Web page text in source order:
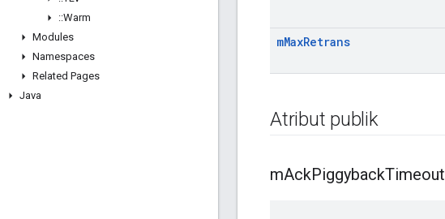
::Warm
Modules
Namespaces
Related Pages
Java
mMaxRetrans
Atribut publik
mAckPiggybackTimeout